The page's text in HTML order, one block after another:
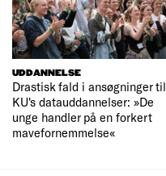
UDDANNELSE
Drastisk fald i ansøgninger til
KU's datauddannelser: »De
unge handler på en forkert
mavefornemmelse«